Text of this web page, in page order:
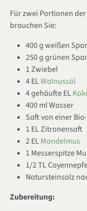
Für zwei Portionen
brauchen Sie:
400 g weißen
250 g grünen
1 Zwiebel
4 ELWalnussöl
4 gehäufte EL
400 ml Wasser
Saft von einer
1 EL Zitronensaft
2 ELMandelmus
1 Messerspitze
1/2 TL
Natursteinsalz
Zubereitung: